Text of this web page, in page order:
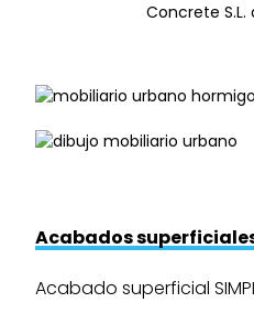
Concrete S.L.
Acabados
Acabado superficial